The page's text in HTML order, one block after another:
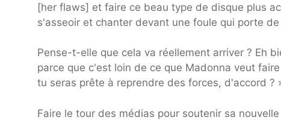
[her flaws] et faire ce beau type de disque plus
s'asseoir et chanter devant une foule qui porte
Pense-t-elle que cela va réellement arriver ? Eh
parce que c'est loin de ce que Madonna veut
tu seras prête à reprendre des forces, d'accord ?
Faire le tour des médias pour soutenir sa nouvelle